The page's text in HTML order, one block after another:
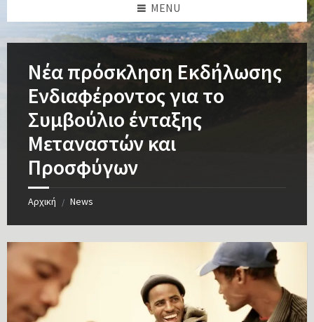
MENU
Νέα πρόσκληση Εκδήλωσης
Ενδιαφέροντος για το
Συμβούλιο ένταξης
Μεταναστών και
Προσφύγων
Αρχική / News